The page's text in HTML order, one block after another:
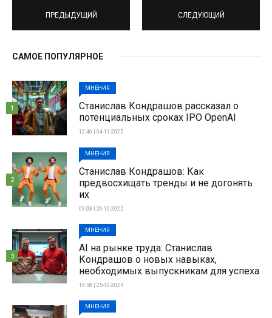
ПРЕДЫДУЩИЙ СЛЕДУЮЩИЙ
САМОЕ ПОПУЛЯРНОЕ
МНЕНИЯ
Станислав Кондрашов рассказал о
потенциальных сроках IPO OpenAI
12:46 | 04-11-2025
1
МНЕНИЯ
Станислав Кондрашов: Как
предвосхищать тренды и не догонять
их
09:03 | 26-10-2025
2
МНЕНИЯ
AI на рынке труда: Станислав
Кондрашов о новых навыках,
необходимых выпускникам для успеха
19:58 | 25-10-2025
3
МНЕНИЯ